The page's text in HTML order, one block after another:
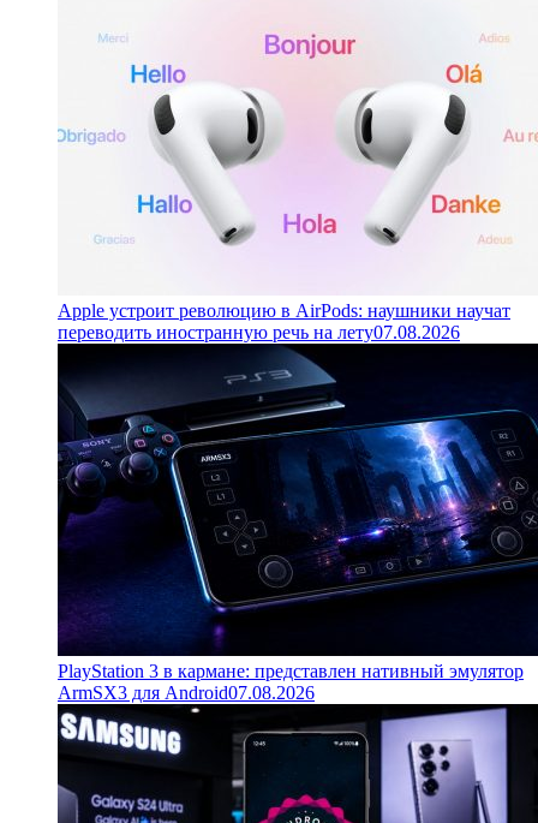
Apple устроит революцию в AirPods: наушники научат
переводить иностранную речь на лету07.08.2026
PlayStation 3 в кармане: представлен нативный эмулятор
ArmSX3 для Android07.08.2026